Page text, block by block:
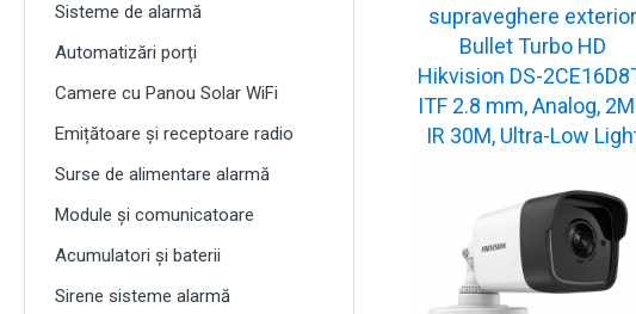
Sisteme de alarmă
Automatizări porți
Camere cu Panou Solar WiFi
Emițătoare și receptoare radio
Surse de alimentare alarmă
Module și comunicatoare
Acumulatori și baterii
Sirene sisteme alarmă
supraveghere exterior
Bullet Turbo HD
Hikvision DS-
ITF 2.8 mm, Analog,
IR 30M, Ultra-Low